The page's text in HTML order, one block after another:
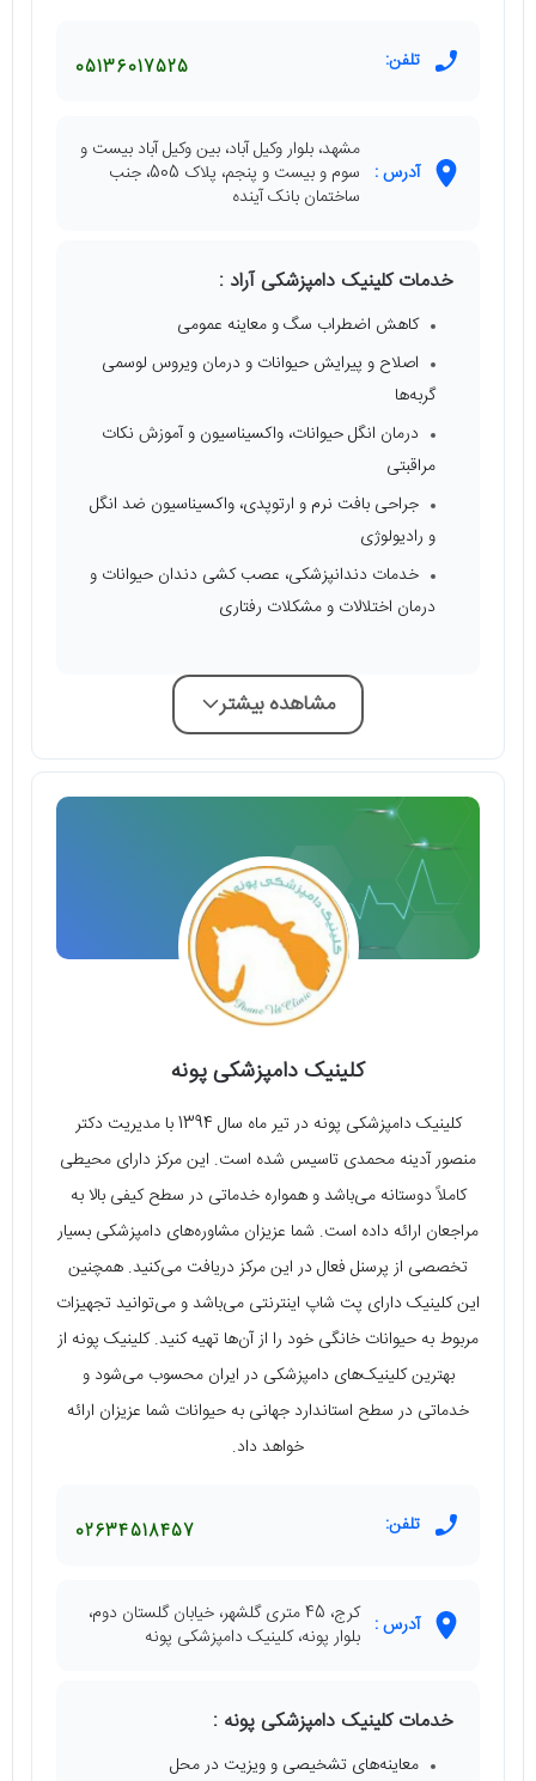
تلفن: 05136017525
آدرس :
مشهد، بلوار وکیل آباد، بین وکیل آباد بیست و
سوم و بیست و پنجم، پلاک 505، جنب
ساختمان بانک آینده
خدمات کلینیک دامپزشکی آراد :
کاهش اضطراب سگ و معاینه عمومی
اصلاح و پیرایش حیوانات و درمان ویروس لوسمی
گربه‌ها
درمان انگل حیوانات، واکسیناسیون و آموزش نکات
مراقبتی
جراحی بافت نرم و ارتوپدی، واکسیناسیون ضد انگل
و رادیولوژی
خدمات دندانپزشکی، عصب کشی دندان حیوانات و
درمان اختلالات و مشکلات رفتاری
مشاهده بیشتر
کلینیک دامپزشکی پونه
کلینیک دامپزشکی پونه در تیر ماه سال 1394 با مدیریت دکتر
منصور آدینه محمدی تاسیس شده است. این مرکز دارای محیطی
کاملاً دوستانه می‌باشد و همواره خدماتی در سطح کیفی بالا به
مراجعان ارائه داده است. شما عزیزان مشاوره‌های دامپزشکی بسیار
تخصصی از پرسنل فعال در این مرکز دریافت می‌کنید. همچنین
این کلینیک دارای پت شاپ اینترنتی می‌باشد و می‌توانید تجهیزات
مربوط به حیوانات خانگی خود را از آن‌ها تهیه کنید. کلینیک پونه از
بهترین کلینیک‌های دامپزشکی در ایران محسوب می‌شود و
خدماتی در سطح استاندارد جهانی به حیوانات شما عزیزان ارائه
خواهد داد.
تلفن: 02634518457
آدرس :
کرج، 45 متری گلشهر، خیابان گلستان دوم،
بلوار پونه، کلینیک دامپزشکی پونه
خدمات کلینیک دامپزشکی پونه :
معاینه‌های تشخیصی و ویزیت در محل